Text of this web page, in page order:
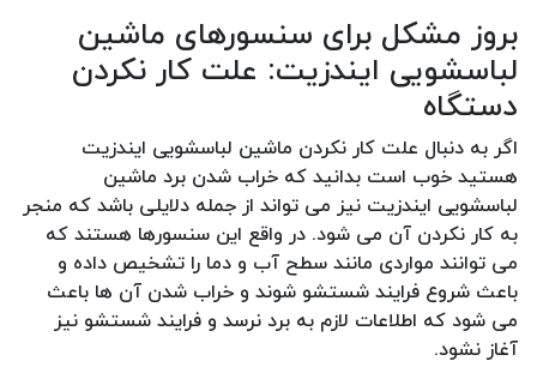
بروز مشکل برای سنسورهای ماشین
لباسشویی ایندزیت: علت کار نکردن
دستگاه
اگر به دنبال علت کار نکردن ماشین لباسشویی ایندزیت
هستید خوب است بدانید که خراب شدن برد ماشین
لباسشویی ایندزیت نیز می تواند از جمله دلایلی باشد که منجر
به کار نکردن آن می شود. در واقع این سنسورها هستند که
می توانند مواردی مانند سطح آب و دما را تشخیص داده و
باعث شروع فرایند شستشو شوند و خراب شدن آن ها باعث
می شود که اطلاعات لازم به برد نرسد و فرایند شستشو نیز
آغاز نشود.